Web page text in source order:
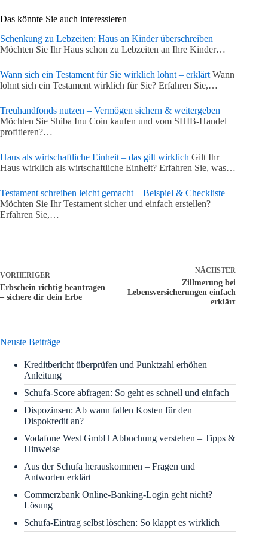
Das könnte Sie auch interessieren
Schenkung zu Lebzeiten: Haus an Kinder überschreiben
Möchten Sie Ihr Haus schon zu Lebzeiten an Ihre Kinder…
Wann sich ein Testament für Sie wirklich lohnt – erklärt Wann
lohnt sich ein Testament wirklich für Sie? Erfahren Sie,…
Treuhandfonds nutzen – Vermögen sichern & weitergeben
Möchten Sie Shiba Inu Coin kaufen und vom SHIB-Handel
profitieren?…
Haus als wirtschaftliche Einheit – das gilt wirklich Gilt Ihr
Haus wirklich als wirtschaftliche Einheit? Erfahren Sie, was…
Testament schreiben leicht gemacht – Beispiel & Checkliste
Möchten Sie Ihr Testament sicher und einfach erstellen?
Erfahren Sie,…
VORHERIGER
Erbschein richtig beantragen
– sichere dir dein Erbe
NÄCHSTER
Zillmerung bei
Lebensversicherungen einfach
erklärt
Neuste Beiträge
Kreditbericht überprüfen und Punktzahl erhöhen –
Anleitung
Schufa-Score abfragen: So geht es schnell und einfach
Dispozinsen: Ab wann fallen Kosten für den
Dispokredit an?
Vodafone West GmbH Abbuchung verstehen – Tipps &
Hinweise
Aus der Schufa herauskommen – Fragen und
Antworten erklärt
Commerzbank Online-Banking-Login geht nicht?
Lösung
Schufa-Eintrag selbst löschen: So klappt es wirklich